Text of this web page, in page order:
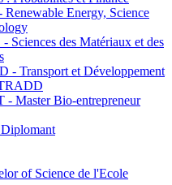
Energy, Science
Sciences des Matériaux et des
- Transport et Développement
Master Bio-entrepreneur
of Science de l'Ecole